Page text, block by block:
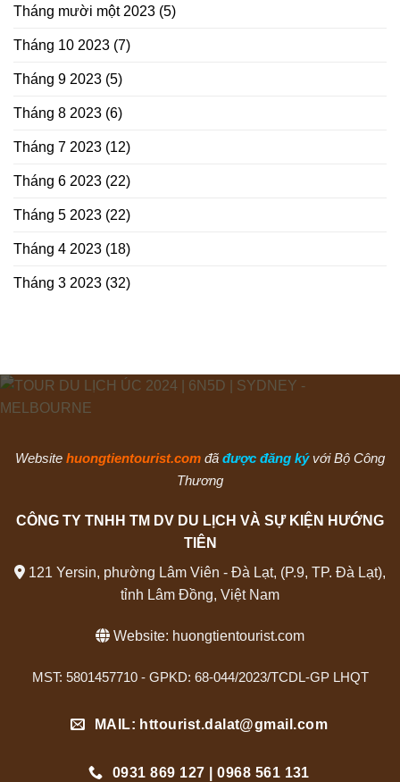
Tháng mười một 2023 (5)
Tháng 10 2023 (7)
Tháng 9 2023 (5)
Tháng 8 2023 (6)
Tháng 7 2023 (12)
Tháng 6 2023 (22)
Tháng 5 2023 (22)
Tháng 4 2023 (18)
Tháng 3 2023 (32)
Website huongtientourist.com đã được đăng ký với Bộ Công
Thương
CÔNG TY TNHH TM DV DU LỊCH VÀ SỰ KIỆN HƯỚNG
TIÊN
121 Yersin, phường Lâm Viên - Đà Lạt, (P.9, TP. Đà Lạt),
tỉnh Lâm Đồng, Việt Nam
Website: huongtientourist.com
MST: 5801457710 - GPKD: 68-044/2023/TCDL-GP LHQT
MAIL: httourist.dalat@gmail.com
0931 869 127 | 0968 561 131